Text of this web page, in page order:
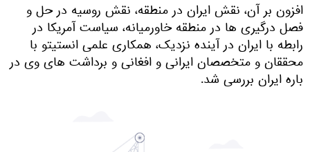
افزون بر آن، نقش ایران در منطقه، نقش روسیه در حل و
فصل درگیری ها در منطقه خاورمیانه، سیاست آمریکا در
رابطه با ایران در آینده نزدیک، همکاری علمی انستیتو با
محققان و متخصصان ایرانی و افغانی و برداشت های وی در
باره ایران بررسی شد.